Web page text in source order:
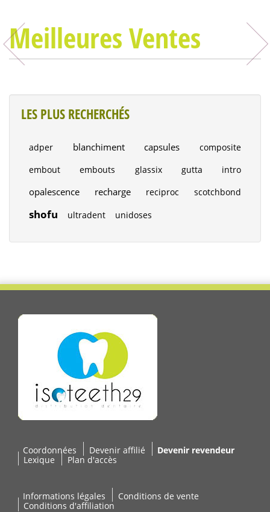
Meilleures Ventes
LES PLUS RECHERCHÉS
adper blanchiment capsules
composite
embout
embouts glassix gutta intro
opalescence recharge reciproc scotchbond
shofu ultradent unidoses
Coordonnées Devenir affilié
Devenir revendeur
Lexique
Plan d'accès
Informations légales
Conditions de vente
Conditions d'affiliation